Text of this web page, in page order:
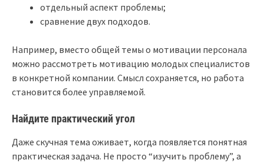
отдельный аспект проблемы;
сравнение двух подходов.
Например, вместо общей темы о мотивации персонала
можно рассмотреть мотивацию молодых специалистов
в конкретной компании. Смысл сохраняется, но работа
становится более управляемой.
Найдите практический угол
Даже скучная тема оживает, когда появляется понятная
практическая задача. Не просто “изучить проблему”, а